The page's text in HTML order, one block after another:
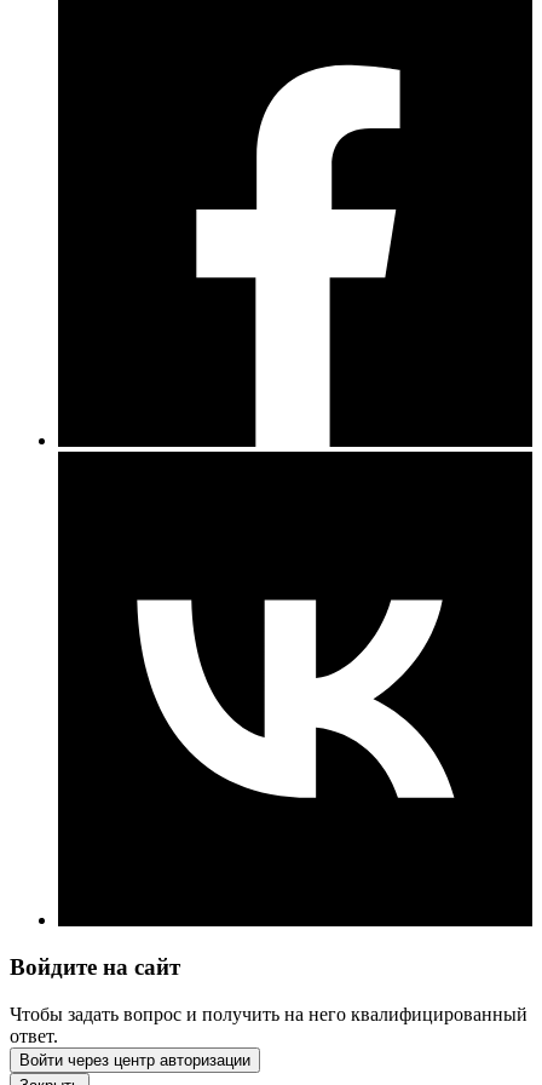
Войдите на сайт
Чтобы задать вопрос и получить на него квалифицированный
ответ.
Войти через центр авторизации